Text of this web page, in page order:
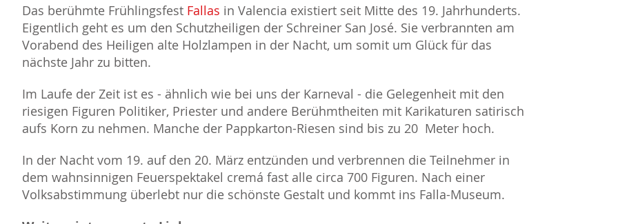
Das berühmte Frühlingsfest Fallas in Valencia existiert seit Mitte des 19. Jahrhunderts.
Eigentlich geht es um den Schutzheiligen der Schreiner San José. Sie verbrannten am
Vorabend des Heiligen alte Holzlampen in der Nacht, um somit um Glück für das
nächste Jahr zu bitten.
Im Laufe der Zeit ist es - ähnlich wie bei uns der Karneval - die Gelegenheit mit den
riesigen Figuren Politiker, Priester und andere Berühmtheiten mit Karikaturen satirisch
aufs Korn zu nehmen. Manche der Pappkarton-Riesen sind bis zu 20 Meter hoch.
In der Nacht vom 19. auf den 20. März entzünden und verbrennen die Teilnehmer in
dem wahnsinnigen Feuerspektakel cremá fast alle circa 700 Figuren. Nach einer
Volksabstimmung überlebt nur die schönste Gestalt und kommt ins Falla-Museum.